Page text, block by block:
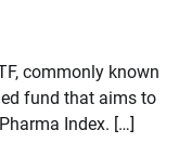
commonly known
fund that aims to
Index. […]